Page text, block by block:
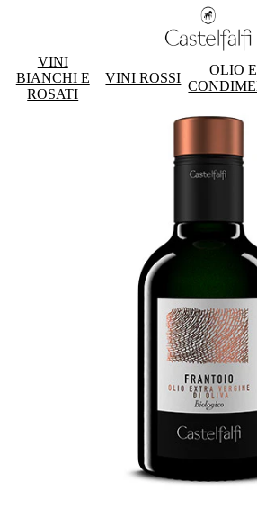
VINI
BIANCHI E
ROSATI
VINI ROSSI
OLIO E